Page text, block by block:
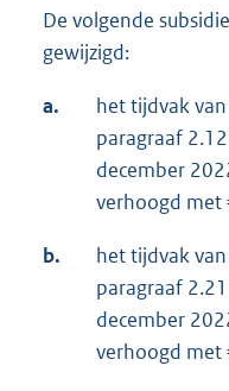
De volgende
gewijzigd:
a.
het tijdvak
paragraaf
december
verhoogd met
b.
het tijdvak
paragraaf
december
verhoogd met